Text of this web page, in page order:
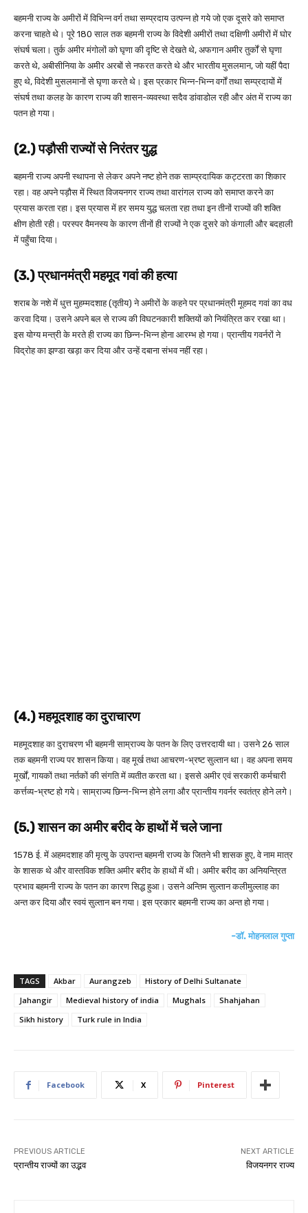
बहमनी राज्य के अमीरों में विभिन्न वर्ग तथा सम्प्रदाय उत्पन्न हो गये जो एक दूसरे को समाप्त
करना चाहते थे। पूरे 180 साल तक बहमनी राज्य के विदेशी अमीरों तथा दक्षिणी अमीरों में घोर
संघर्ष चला। तुर्क अमीर मंगोलों को घृणा की दृष्टि से देखते थे, अफगान अमीर तुर्कों से घृणा
करते थे, अबीसीनिया के अमीर अरबों से नफरत करते थे और भारतीय मुसलमान, जो यहीं पैदा
हुए थे, विदेशी मुसलमानों से घृणा करते थे। इस प्रकार भिन्न-भिन्न वर्गों तथा सम्प्रदायों में
संघर्ष तथा कलह के कारण राज्य की शासन-व्यवस्था सदैव डांवाडोल रही और अंत में राज्य का
पतन हो गया।
(2.) पड़ौसी राज्यों से निरंतर युद्ध
बहमनी राज्य अपनी स्थापना से लेकर अपने नष्ट होने तक साम्प्रदायिक कट्टरता का शिकार
रहा। वह अपने पड़ौस में स्थित विजयनगर राज्य तथा वारांगल राज्य को समाप्त करने का
प्रयास करता रहा। इस प्रयास में हर समय युद्ध चलता रहा तथा इन तीनों राज्यों की शक्ति
क्षीण होती रही। परस्पर वैमनस्य के कारण तीनों ही राज्यों ने एक दूसरे को कंगाली और बदहाली
में पहुँचा दिया।
(3.) प्रधानमंत्री महमूद गवां की हत्या
शराब के नशे में धुत्त मुहम्मदशाह (तृतीय) ने अमीरों के कहने पर प्रधानमंत्री मूहमद गवां का वध
करवा दिया। उसने अपने बल से राज्य की विघटनकारी शक्तियों को नियंत्रित कर रखा था।
इस योग्य मन्त्री के मरते ही राज्य का छिन्न-भिन्न होना आरम्भ हो गया। प्रान्तीय गवर्नरों ने
विद्रोह का झण्डा खड़ा कर दिया और उन्हें दबाना संभव नहीं रहा।
(4.) महमूदशाह का दुराचारण
महमूदशाह का दुराचरण भी बहमनी साम्राज्य के पतन के लिए उत्तरदायी था। उसने 26 साल
तक बहमनी राज्य पर शासन किया। वह मूर्ख तथा आचरण-भ्रष्ट सुल्तान था। वह अपना समय
मूर्खों, गायकों तथा नर्तकों की संगति में व्यतीत करता था। इससे अमीर एवं सरकारी कर्मचारी
कर्त्तव्य-भ्रष्ट हो गये। साम्राज्य छिन्न-भिन्न होने लगा और प्रान्तीय गवर्नर स्वतंत्र होने लगे।
(5.) शासन का अमीर बरीद के हाथों में चले जाना
1578 ई. में अहमदशाह की मृत्यु के उपरान्त बहमनी राज्य के जितने भी शासक हुए, वे नाम मात्र
के शासक थे और वास्तविक शक्ति अमीर बरीद के हाथों में थी। अमीर बरीद का अनियन्त्रित
प्रभाव बहमनी राज्य के पतन का कारण सिद्ध हुआ। उसने अन्तिम सुल्तान कलीमुल्लाह का
अन्त कर दिया और स्वयं सुल्तान बन गया। इस प्रकार बहमनी राज्य का अन्त हो गया।
-डॉ. मोहनलाल गुप्ता
TAGS Akbar Aurangzeb
History of Delhi Sultanate
Jahangir
Medieval history of india Mughals
Shahjahan
Sikh history
Turk rule in India
Facebook X Pinterest
PREVIOUS ARTICLE
प्रान्तीय राज्यों का उद्भव
NEXT ARTICLE
विजयनगर राज्य